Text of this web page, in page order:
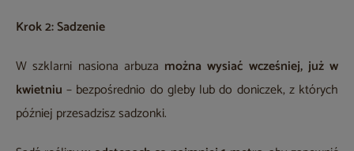
Krok 2: Sadzenie
W szklarni nasiona arbuza można wysiać wcześniej, już w
kwietniu – bezpośrednio do gleby lub do doniczek, z których
później przesadzisz sadzonki.